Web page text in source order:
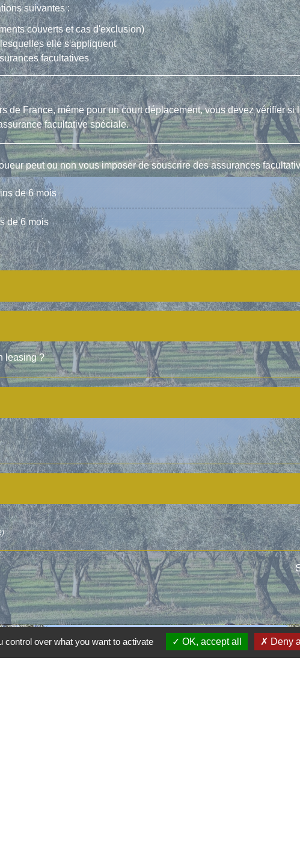
suivantes :
couverts et cas d'exclusion)
elle s'appliquent
facultatives
de France, même pour un court déplacement, vous devez vérifier
facultative spéciale.
peut ou non vous imposer de souscrire des assurances
de 6 mois
de 6 mois
leasing ?
over what you want to activate OK, accept all Deny